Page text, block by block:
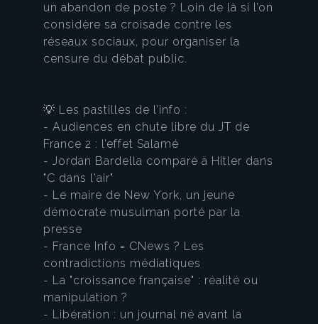
un abandon de poste ? Loin de là si l’on
considère sa croisade contre les
réseaux sociaux, pour organiser la
censure du débat public.
💡 Les pastilles de l’info :
- Audiences en chute libre du JT de
France 2 : l’effet Salamé
- Jordan Bardella comparé à Hitler dans
"C dans l'air"
- Le maire de New York, un jeune
démocrate musulman porté par la
presse
- France Info = CNews ? Les
contradictions médiatiques
- La "croissance française" : réalité ou
manipulation ?
- Libération : un journal né avant la